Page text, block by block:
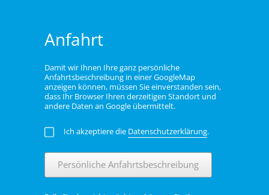
Anfahrt
Damit wir Ihnen Ihre ganz persönliche
Anfahrtsbeschreibung in einer GoogleMap
anzeigen können, müssen Sie einverstanden sein,
dass Ihr Browser Ihren derzeitigen Standort und
andere Daten an Google übermittelt.
Ich akzeptiere die Datenschutzerklärung.
Persönliche Anfahrtsbeschreibung